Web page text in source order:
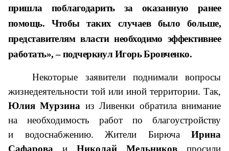
пришла поблагодарить за оказанную ранее
помощь. Чтобы таких случаев было больше,
представителям власти необходимо эффективнее
работать», – подчеркнул Игорь Бровченко.
Некоторые заявители поднимали вопросы
жизнедеятельности той или иной территории. Так,
Юлия Мурзина из Ливенки обратила внимание
на необходимость работ по благоустройству
и водоснабжению. Жители Бирюча Ирина
Сафарова и Николай Мельников просили